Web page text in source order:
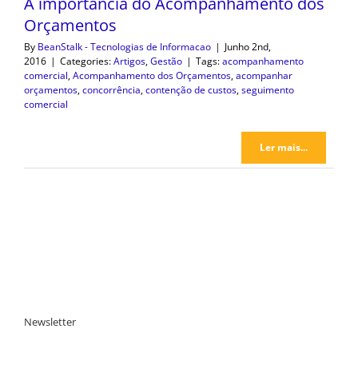
Orçamentos
By BeanStalk - Tecnologias de Informacao | Junho 2nd,
2016 | Categories:Artigos,Gestão | Tags:acompanhamento
comercial,Acompanhamento dos Orçamentos,acompanhar
orçamentos,concorrência,contenção de custos,seguimento
comercial
Ler mais...
Newsletter